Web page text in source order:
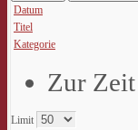
Datum
Titel
Kategorie
Zur
Limit